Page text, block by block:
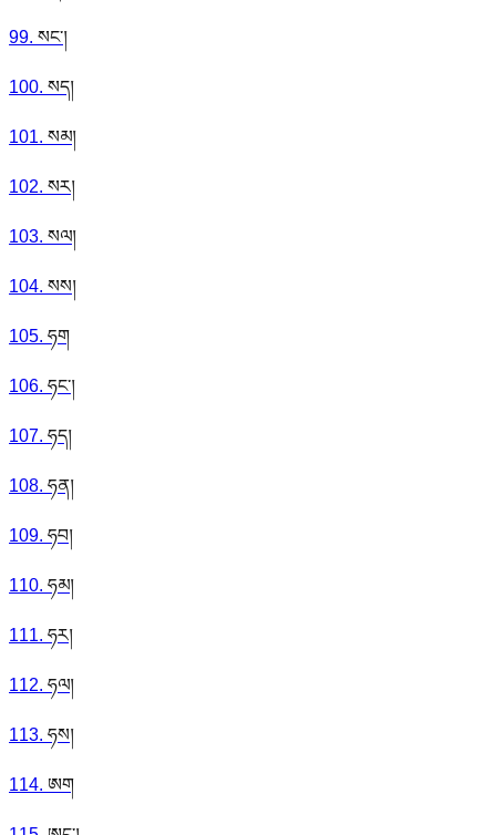
99. སང་།
100. སད།
101. སམ།
102. སར།
103. སལ།
104. སས།
105. ཧག
106. ཧང་།
107. ཧད།
108. ཧན།
109. ཧབ།
110. ཧམ།
111. ཧར།
112. ཧལ།
113. ཧས།
114. ཨག